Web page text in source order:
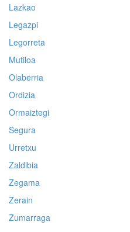
Lazkao
Legazpi
Legorreta
Mutiloa
Olaberria
Ordizia
Ormaiztegi
Segura
Urretxu
Zaldibia
Zegama
Zerain
Zumarraga